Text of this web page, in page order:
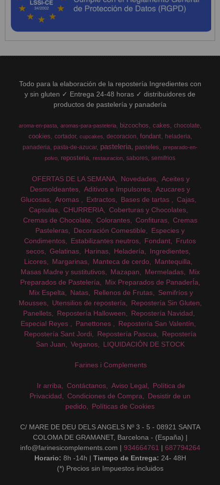
Todo para la elaboración de la repostería Ingredientes con
y sin gluten ✓ Entrega 24-48 horas ✓ distribuidores de
productos de pastelería y panadería
aroma-en-pasta aromas-para-pasteleria bizcochos cakes chocolate
cookies cortador cupcakes decoracion fondant
heladeria
panaderia pasta-de-azucar pasteleria pasteles
preparado-en-
polvo
reposteria restauracion sabores semifrios
OFERTAS DE LA SEMANA Novedades
Aceites y
Desmoldeantes
Aditivos e Impulsores
Azucares y
Glucosas
Aromas Extractos Bases de tartas
Cajas
Capsulas
CHURRERIA
Coberturas y Chocolates
Cremas de Chocolate
Colorantes Confituras
Cremas
Pasteleras
Decoración Comestible
Especies y
Condimentos
Estabilizantes neutros Fondant
Frutos
secos
Gelatinas Harinas Heladería
Ingredientes
Licores
Margarinas Manteca de cerdo
Mantequilla
Masas Madre y sustitutivos
Mazapan Mermeladas
Mix
Preparados de Pastelería
Mix Preparados de PanaderÍa
Mix Espelta
Natas Rellenos de Frutas
Semifríos y
Mousses
Utensilios de repostería
Repostería Sin Gluten
Panellets
Repostería Halloween
Repostería Navidad
Especial Reyes
Panettones
Repostería San Valentín
Repostería Sant Jordi
Repostería Pascua
Repostería
San Juan
Veganos LIQUIDACIÓN DE STOCK
Farines i Complements
Ir arriba Contáctanos Aviso Legal
Política de
Privacidad
Condiciones de Compra
Desistir de un
pedido
Políticas de Cookies
C/ MARE DE DEU DELS ANGELS Nº 3 - 5 - 08921 SANTA
COLOMA DE GRAMANET, Barcelona - (España) |
info@farinesicomplements.com | 934664761 | 687794264
Horario: 8h -14h | Tiempo de Entrega: 24- 48H
(*) Precios sin Impuestos incluidos